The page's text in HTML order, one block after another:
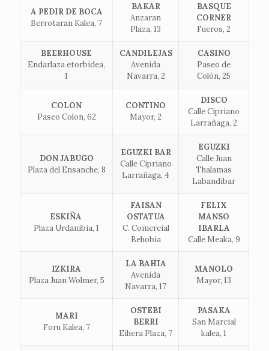
A PEDIR DE BOCA
Berrotaran Kalea, 7
BAKAR
Anzaran
Plaza, 13
BASQUE
CORNER
Fueros, 2
BEERHOUSE
Endarlaza etorbidea,
1
CANDILEJAS
Avenida
Navarra, 2
CASINO
Paseo de
Colón, 25
COLON
Paseo Colon, 62
CONTINO
Mayor, 2
DISCO
Calle Cipriano
Larrañaga, 2
DON JABUGO
Plaza del Ensanche, 8
EGUZKI BAR
Calle Cipriano
Larrañaga, 4
EGUZKI
Calle Juan
Thalamas
Labandibar
ESKIÑA
Plaza Urdanibia, 1
FAISAN
OSTATUA
C. Comercial
Behobia
FELIX
MANSO
IBARLA
Calle Meaka, 9
IZKIRA
Plaza Juan Wolmer, 5
LA BAHIA
Avenida
Navarra, 17
MANOLO
Mayor, 13
MARI
Foru Kalea, 7
OSTEBI
BERRI
Eihera Plaza, 7
PASAKA
San Marcial
kalea, 1